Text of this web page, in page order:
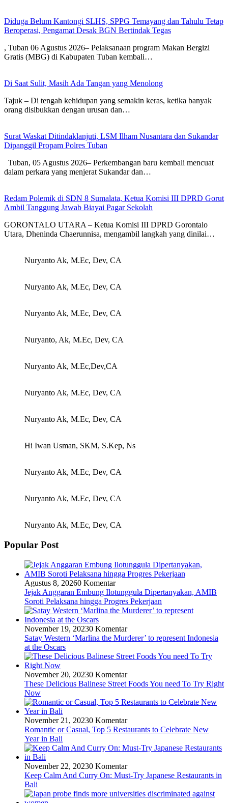
Diduga Belum Kantongi SLHS, SPPG Temayang dan Tahulu Tetap
Beroperasi, Pengamat Desak BGN Bertindak Tegas
, Tuban 06 Agustus 2026– Pelaksanaan program Makan Bergizi
Gratis (MBG) di Kabupaten Tuban kembali…
Di Saat Sulit, Masih Ada Tangan yang Menolong
Tajuk – Di tengah kehidupan yang semakin keras, ketika banyak
orang disibukkan dengan urusan dan…
Surat Waskat Ditindaklanjuti, LSM Ilham Nusantara dan Sukandar
Dipanggil Propam Polres Tuban
Tuban, 05 Agustus 2026– Perkembangan baru kembali mencuat
dalam perkara yang menjerat Sukandar dan…
Redam Polemik di SDN 8 Sumalata, Ketua Komisi III DPRD Gorut
Ambil Tanggung Jawab Biayai Pagar Sekolah
GORONTALO UTARA – Ketua Komisi III DPRD Gorontalo
Utara, Dheninda Chaerunnisa, mengambil langkah yang dinilai…
Nuryanto Ak, M.Ec, Dev, CA
Nuryanto Ak, M.Ec, Dev, CA
Nuryanto Ak, M.Ec, Dev, CA
Nuryanto, Ak, M.Ec, Dev, CA
Nuryanto Ak, M.Ec,Dev,CA
Nuryanto Ak, M.Ec, Dev, CA
Nuryanto Ak, M.Ec, Dev, CA
Hi Iwan Usman, SKM, S.Kep, Ns
Nuryanto Ak, M.Ec, Dev, CA
Nuryanto Ak, M.Ec, Dev, CA
Nuryanto Ak, M.Ec, Dev, CA
Popular Post
Agustus 8, 20260 Komentar
Jejak Anggaran Embung Ilotunggula Dipertanyakan, AMIB
Soroti Pelaksana hingga Progres Pekerjaan
November 19, 20230 Komentar
Satay Western ‘Marlina the Murderer’ to represent Indonesia
at the Oscars
November 20, 20230 Komentar
These Delicious Balinese Street Foods You need To Try Right
Now
November 21, 20230 Komentar
Romantic or Casual, Top 5 Restaurants to Celebrate New
Year in Bali
November 22, 20230 Komentar
Keep Calm And Curry On: Must-Try Japanese Restaurants in
Bali